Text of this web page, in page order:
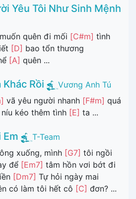
Yêu Tôi Như Sinh Mệnh
quên đi mối [C#m] tình
[D] bao tổn thương
[A] quên ...
Khác Rồi
Vương Anh Tú
vã yêu người nhanh [F#m] quá
níu kéo thêm tình [E] ta ...
Em
T-Team
xuống, mình [G7] tôi ngồi
để [Em7] tâm hồn vơi bớt đi
[Dm7] Tự hỏi ngày mai
có làm tôi hết cô [C] đơn? ...